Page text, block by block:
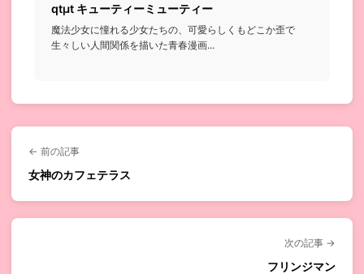
qtμt キューティーミューティー
魔法少女に憧れる少女たちの、可愛らしくもどこか歪で
生々しい人間関係を描いた青春漫画...
← 前の記事
女神のカフェテラス
次の記事 →
フリンジマン